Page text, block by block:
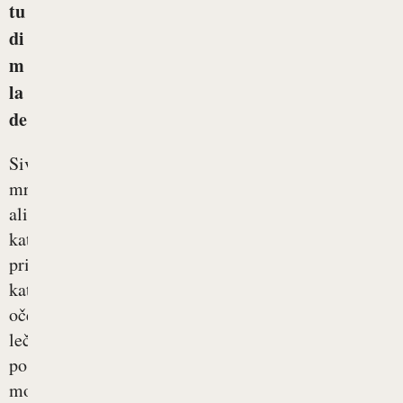
tu
di
m
la
de
Siva
mrena
ali
katarakta,
pri
kateri
očesna
leča
postane
motna,